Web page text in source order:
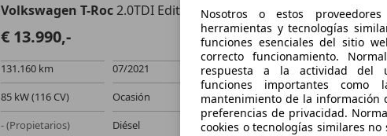
Volkswagen T-Roc2.0TDI Edition 85kW
€ 13.990,-
131.160 km
07/2021
85 kW (116 CV)
Ocasión
- (Propietarios)
Diésel
Ford Focusst-line x 1.0t
€ 14.900,-
49.614 km
06/
92 kW (125 CV)
- (Propietarios)
Nosotros o estos
herramientas y tecnologías
funciones esenciales del sitio
correcto funcionamiento.
respuesta a la actividad del
funciones importantes como
mantenimiento de la información
preferencias de privacidad.
cookies o tecnologías similares no